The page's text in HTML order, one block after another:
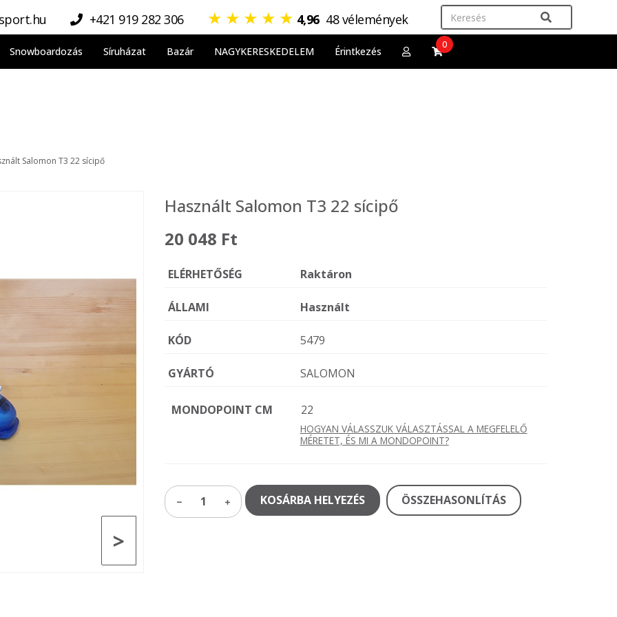
+421 919 282 306 ★ ★ ★ ★ ★ 4,96 48 vélemények
Snowboardozás Síruházat Bazár NAGYKERESKEDELEM Érintkezés
0
Salomon T3 22 sícipő
>
Használt Salomon T3 22 sícipő
20 048 Ft
ELÉRHETŐSÉG Raktáron
ÁLLAMI Használt
KÓD 5479
GYÁRTÓ SALOMON
MONDOPOINT CM 22
HOGYAN VÁLASSZUK VÁLASZTÁSSAL A MEGFELELŐ
MÉRETET, ÉS MI A MONDOPOINT?
1 KOSÁRBA HELYEZÉS ÖSSZEHASONLÍTÁS